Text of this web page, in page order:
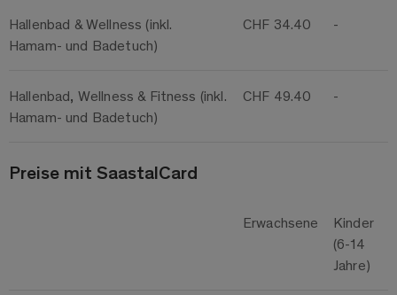
Hallenbad & Wellness (inkl.
Hamam- und Badetuch)
CHF 34.40 -
Hallenbad, Wellness & Fitness (inkl.
Hamam- und Badetuch)
CHF 49.40 -
Preise mit SaastalCard
Erwachsene
Kinder
(6-14
Jahre)